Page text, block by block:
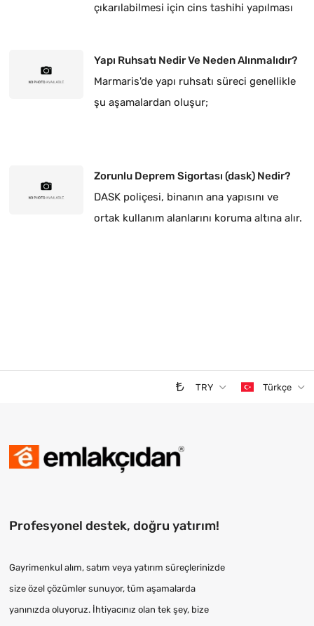
çıkarılabilmesi için cins tashihi yapılması
Yapı Ruhsatı Nedir Ve Neden Alınmalıdır?
Marmaris'de yapı ruhsatı süreci genellikle
şu aşamalardan oluşur;
Zorunlu Deprem Sigortası (dask) Nedir?
DASK poliçesi, binanın ana yapısını ve
ortak kullanım alanlarını koruma altına alır.
TRY Türkçe
Profesyonel destek, doğru yatırım!
Gayrimenkul alım, satım veya yatırım süreçlerinizde
size özel çözümler sunuyor, tüm aşamalarda
yanınızda oluyoruz. İhtiyacınız olan tek şey, bize